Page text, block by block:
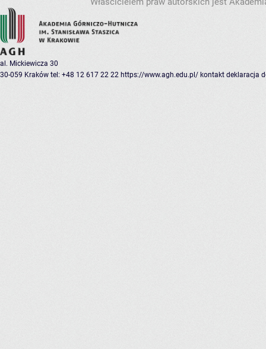
al. Mickiewicza 30
30-059 Kraków tel: +48 12 617 22 22 https://www.agh.edu.pl/ kontakt deklaracja